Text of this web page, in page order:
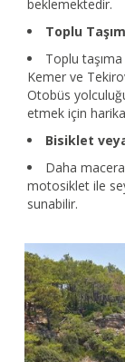
beklemektedir.
Toplu
Toplu
Kemer ve
Otobüs
etmek için
Bisiklet
Daha
motosiklet ile
sunabilir.